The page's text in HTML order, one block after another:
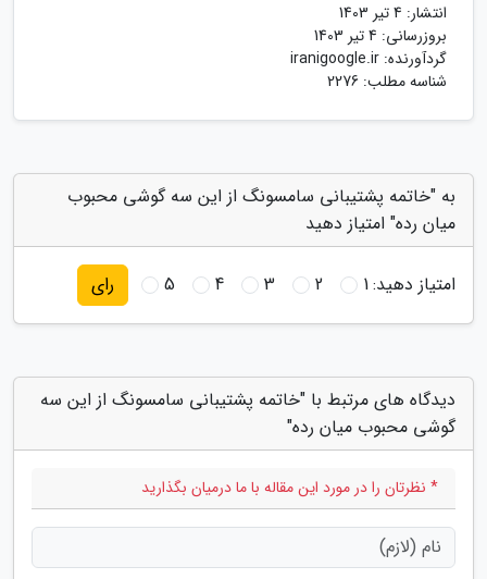
انتشار: 4 تیر 1403
بروزرسانی: 4 تیر 1403
گردآورنده: iranigoogle.ir
شناسه مطلب: 2276
به "خاتمه پشتیبانی سامسونگ از این سه گوشی محبوب
میان رده" امتیاز دهید
امتیاز دهید:1
2
3
4
5 رای
دیدگاه های مرتبط با "خاتمه پشتیبانی سامسونگ از این سه
گوشی محبوب میان رده"
* نظرتان را در مورد این مقاله با ما درمیان بگذارید